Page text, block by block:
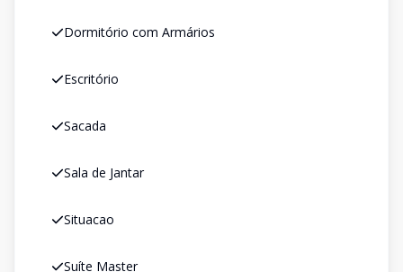
Dormitório com Armários
Escritório
Sacada
Sala de Jantar
Situacao
Suíte Master